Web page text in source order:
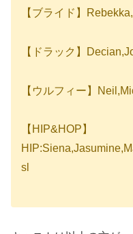
【ブライド】
【ドラック】
【ウルフィー】
【HIP&HOP】
sl